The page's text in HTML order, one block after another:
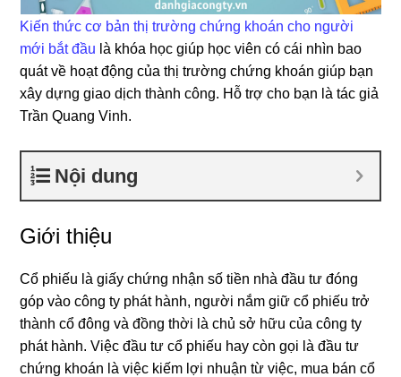
Kiến thức cơ bản thị trường chứng khoán cho người
mới bắt đầu là khóa học giúp học viên có cái nhìn bao
quát về hoạt động của thị trường chứng khoán giúp bạn
xây dựng giao dịch thành công. Hỗ trợ cho bạn là tác giả
Trần Quang Vinh.
Nội dung
Giới thiệu
Cổ phiếu là giấy chứng nhận số tiền nhà đầu tư đóng
góp vào công ty phát hành, người nắm giữ cổ phiếu trở
thành cổ đông và đồng thời là chủ sở hữu của công ty
phát hành. Việc đầu tư cổ phiếu hay còn gọi là đầu tư
chứng khoán là việc kiếm lợi nhuận từ việc, mua bán cổ